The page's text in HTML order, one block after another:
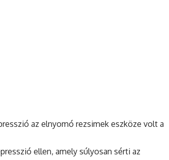
az elnyomó rezsimek eszköze volt a
ellen, amely súlyosan sérti az